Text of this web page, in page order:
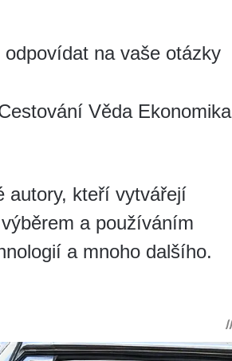
na vaše otázky
Věda Ekonomika
autory, kteří vytvářejí
a používáním
a mnoho dalšího.